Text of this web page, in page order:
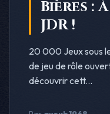
Bières :
JDR !
20 000 Jeux sous
de jeu de rôle
découvrir cett...